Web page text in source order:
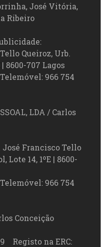
José Vitória,
Ribeiro
Queiroz, Urb.
8600-707 Lagos
966 754
LDA / Carlos
Francisco Tello
Lote 14, 1ºE | 8600-
966 754
Conceição
Registo na ERC: